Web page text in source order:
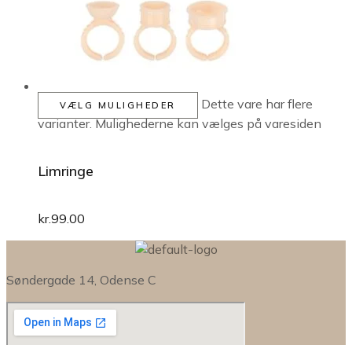
VÆLG MULIGHEDER
Dette vare har flere
varianter. Mulighederne kan vælges på varesiden
Limringe
kr.99.00
Søndergade 14, Odense C